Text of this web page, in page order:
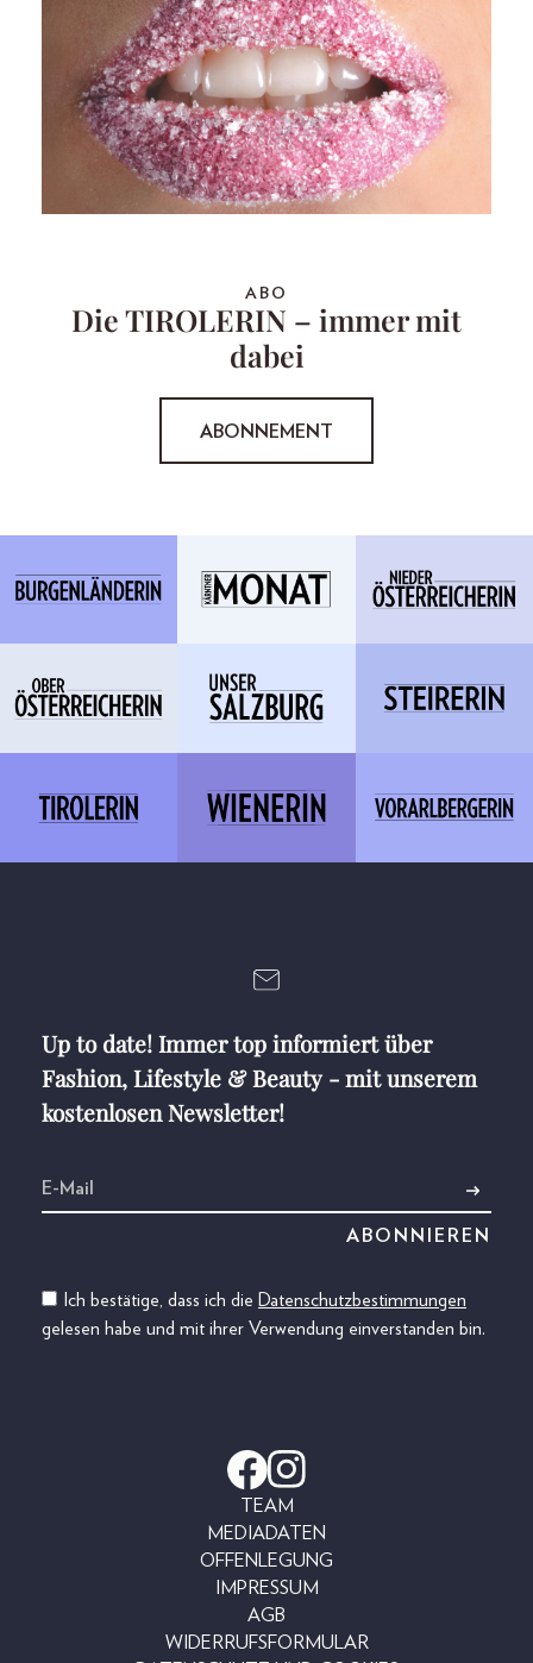
ABO
Die TIROLERIN – immer mit
dabei
ABONNEMENT
Up to date! Immer top informiert über
Fashion, Lifestyle & Beauty - mit unserem
kostenlosen Newsletter!
Ich bestätige, dass ich die Datenschutzbestimmungen
gelesen habe und mit ihrer Verwendung einverstanden bin.
TEAM
MEDIADATEN
OFFENLEGUNG
IMPRESSUM
AGB
WIDERRUFSFORMULAR